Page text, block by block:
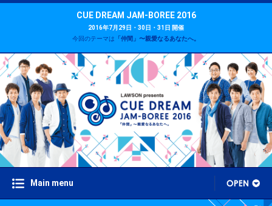
CUE DREAM JAM-BOREE 2016
2016年7月29日・30日・31日 開催
今回のテーマは 「仲間」〜親愛なるあなたへ。
Main menu